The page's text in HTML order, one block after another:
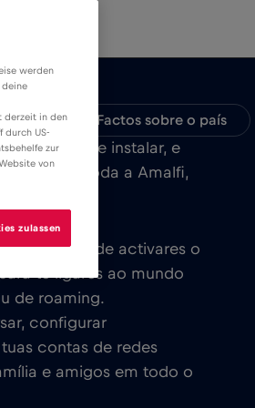
Factos sobre o país
fácil de instalar, e
ou em toda a Amalfi,
Depois de activares o
te ligares ao mundo
de roaming.
configurar
contas de redes
e amigos em todo o
werden
deine
derzeit in den
durch US-
zur
von
zulassen